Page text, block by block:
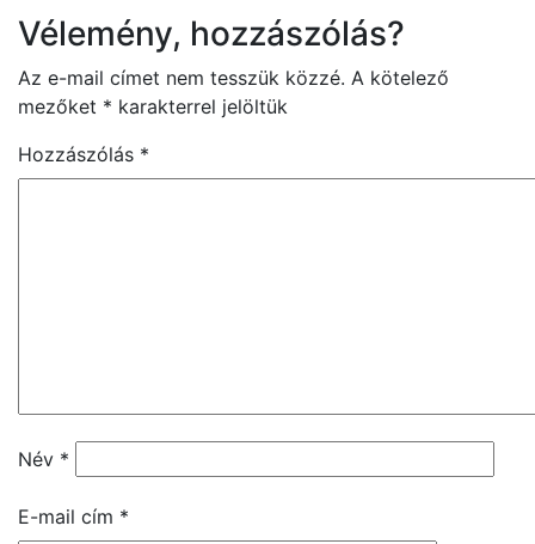
Vélemény, hozzászólás?
Az e-mail címet nem tesszük közzé. A kötelező
mezőket * karakterrel jelöltük
Hozzászólás *
Név *
E-mail cím *